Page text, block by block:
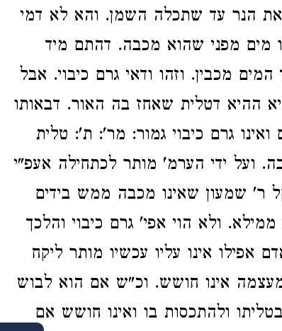
את הנר עד שתכלה השמן. והא לא דמי
מים מפני שהוא מכבה. דהתם מיד
מכבין. וזהו ודאי גרם כיבוי. אבל
ההיא דטלית שאחז בה האור. דבאותו
גרם כיבוי גמור: מר': ת': טלית
ועל ידי הערמ' מותר לכתחילה אעפ"י
ר' שמעון שאינו מכבה ממש בידים
ולא הוי אפי' גרם כיבוי והלכך
אינו עליו עכשיו מותר ליקח
אינו חושש. וכ"ש אם הוא לבוש
ולהתכסות בו ואינו חושש אם